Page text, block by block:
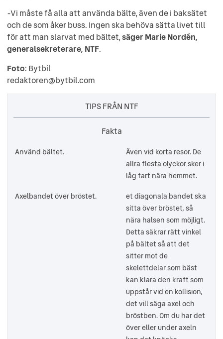
-Vi måste få alla att använda bälte, även de i baksätet
och de som åker buss. Ingen ska behöva sätta livet till
för att man slarvat med bältet,säger Marie Nordén,
generalsekreterare, NTF.
Foto: Bytbil
redaktoren@bytbil.com
TIPS FRÅN NTF
Fakta
Använd bältet.
Även vid korta resor. De
allra flesta olyckor sker i
låg fart nära hemmet.
Axelbandet över bröstet.
et diagonala bandet ska
sitta över bröstet, så
nära halsen som möjligt.
Detta säkrar rätt vinkel
på bältet så att det
sitter mot de
skelettdelar som bäst
kan klara den kraft som
uppstår vid en kollision,
det vill säga axel och
bröstben. Om du har det
över eller under axeln